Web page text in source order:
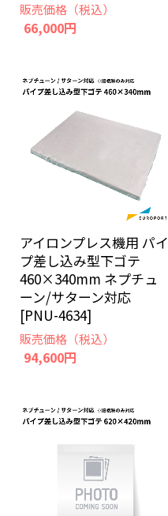
販売価格（税込）
66,000円
アイロンプレス機用 パイ
プ差し込み型下ゴテ
460×340mm ネプチュ
ーン/サターン対応
[PNU-4634]
販売価格（税込）
94,600円